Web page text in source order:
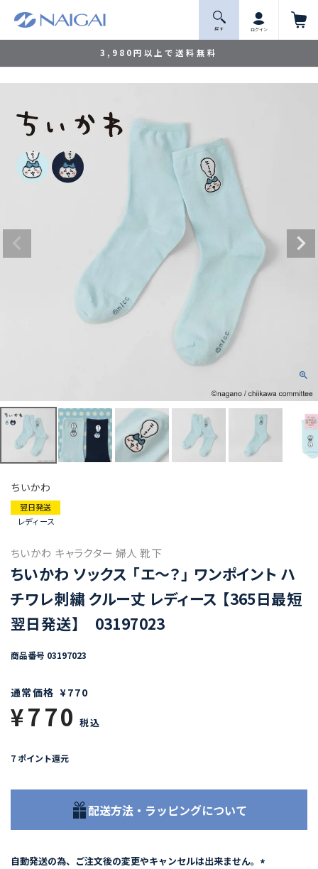
3,980円以上で送料無料
探 す ログイン
ちいかわ
翌日発送
レディース
ちいかわ キャラクター 婦人 靴下
ちいかわ ソックス 「エ～？」 ワンポイント ハ
チワレ刺繍 クルー丈 レディース 【365日最短
翌日発送】 03197023
商品番号 03197023
通常価格 ¥770
¥770 税込
7 ポイント還元
配送方法・ラッピングについて
自動発送の為、ご注文後の変更やキャンセルは出来ません。